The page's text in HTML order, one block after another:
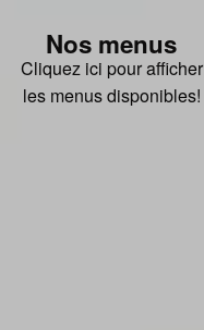
Nos menus
Cliquez ici pour afficher
les menus disponibles!